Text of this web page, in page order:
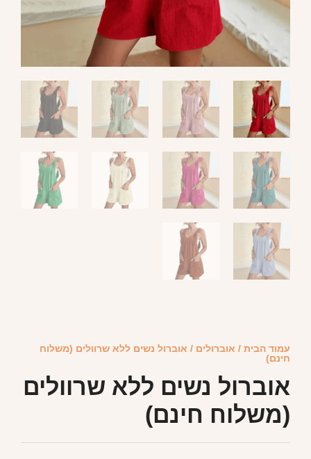
עמוד הבית / אוברולים / אוברול נשים ללא שרוולים (משלוח
חינם)
אוברול נשים ללא שרוולים
(משלוח חינם)